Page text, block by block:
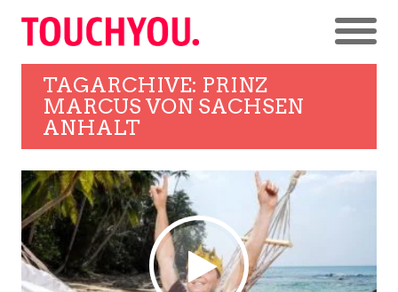
TAGARCHIVE: PRINZ
MARCUS VON SACHSEN
ANHALT